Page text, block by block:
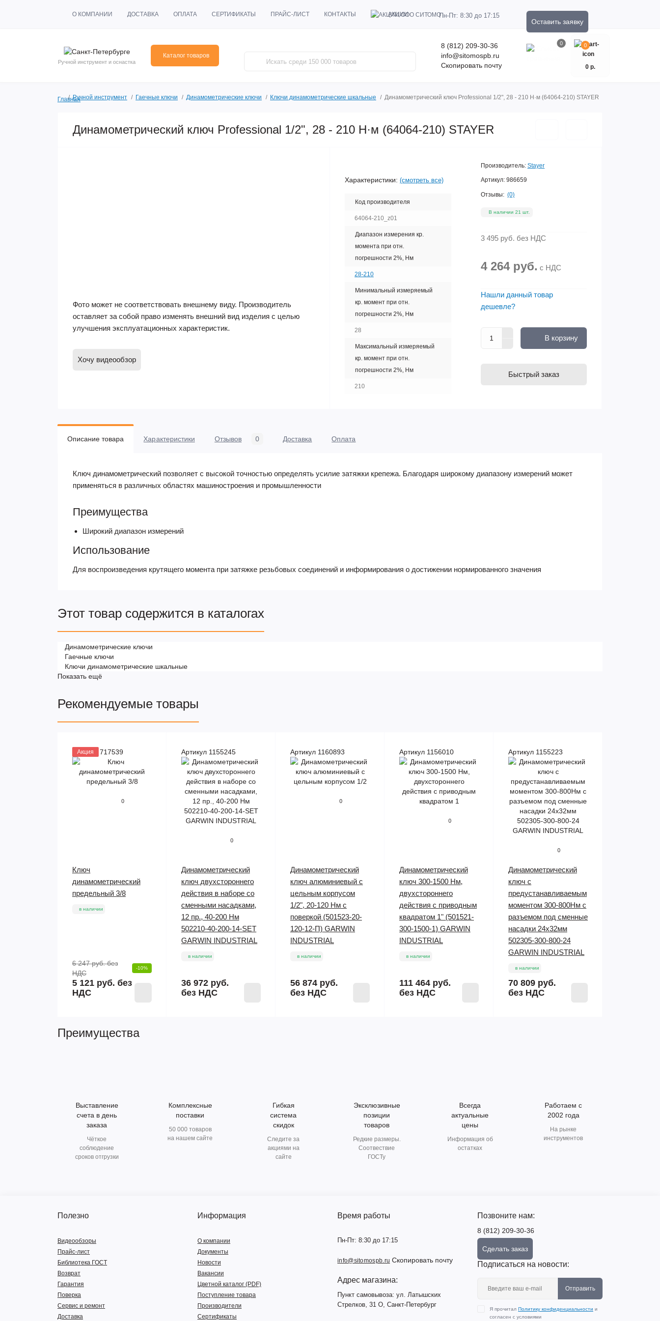
О КОМПАНИИ ДОСТАВКА ОПЛАТА СЕРТИФИКАТЫ ПРАЙС-ЛИСТ КОНТАКТЫ АКЦИИ Пн-Пт: 8:30 до 17:15
Оставить заявку
Ручной инструмент и оснастка
Каталог товаров
8 (812) 209-30-36
info@sitomospb.ru
Скопировать почту
0 0
0 р.
ГлавнаяРучной инструмент Гаечные ключи Динамометрические ключи Ключи динамометрические шкальные Динамометрический ключ Professional 1/2", 28 - 210 Н·м (64064-210) STAYER
Динамометрический ключ Professional 1/2", 28 - 210 Н·м (64064-210) STAYER
Фото может не соответствовать внешнему виду. Производитель
оставляет за собой право изменять внешний вид изделия с целью
улучшения эксплуатационных характеристик.
Хочу видеообзор
Характеристики: (смотреть все)
Код производителя
64064-210_z01
Диапазон измерения кр.
момента при отн.
погрешности 2%, Нм
28-210
Минимальный измеряемый
кр. момент при отн.
погрешности 2%, Нм
28
Максимальный измеряемый
кр. момент при отн.
погрешности 2%, Нм
210
Производитель: Stayer
Артикул: 986659
Отзывы: (0)
В наличии 21 шт.
3 495 руб. без НДС
4 264 руб. с НДС
Нашли данный товар
дешевле?
В корзину
Быстрый заказ
Описание товара Характеристики Отзывов 0 Доставка Оплата
Ключ динамометрический позволяет с высокой точностью определять усилие затяжки крепежа. Благодаря широкому диапазону измерений может
применяться в различных областях машиностроения и промышленности
Преимущества
Широкий диапазон измерений
Использование
Для воспроизведения крутящего момента при затяжке резьбовых соединений и информирования о достижении нормированного значения
Этот товар содержится в каталогах
Динамометрические ключи
Гаечные ключи
Ключи динамометрические шкальные
Показать ещё
Рекомендуемые товары
Артикул 717539
Акция
0
Ключ
динамометрический
предельный 3/8
в наличии
6 247 руб.без
НДС
-10%
5 121 руб. без
НДС
Артикул 1155245
0
Динамометрический
ключ двухстороннего
действия в наборе со
сменными насадками,
12 пр., 40-200 Нм
502210-40-200-14-SET
GARWIN INDUSTRIAL
в наличии
36 972 руб.
без НДС
Артикул 1160893
0
Динамометрический
ключ алюминиевый с
цельным корпусом
1/2", 20-120 Нм с
поверкой (501523-20-
120-12-П) GARWIN
INDUSTRIAL
в наличии
56 874 руб.
без НДС
Артикул 1156010
0
Динамометрический
ключ 300-1500 Нм,
двухстороннего
действия с приводным
квадратом 1" (501521-
300-1500-1) GARWIN
INDUSTRIAL
в наличии
111 464 руб.
без НДС
Артикул 1155223
0
Динамометрический
ключ с
предустанавливаемым
моментом 300-800Нм с
разъемом под сменные
насадки 24х32мм
502305-300-800-24
GARWIN INDUSTRIAL
в наличии
70 809 руб.
без НДС
Преимущества
Выставление
счета в день
заказа
Чёткое
соблюдение
сроков отгрузки
Комплексные
поставки
50 000 товаров
на нашем сайте
Гибкая
система
скидок
Следите за
акциями на
сайте
Эксклюзивные
позиции
товаров
Редкие размеры.
Соотвествие
ГОСТу
Всегда
актуальные
цены
Информация об
остатках
Работаем с
2002 года
На рынке
инструментов
Полезно
Видеообзоры
Прайс-лист
Библиотека ГОСТ
Возврат
Гарантия
Поверка
Сервис и ремонт
Доставка
Информация
О компании
Документы
Новости
Вакансии
Цветной каталог (PDF)
Поступление товара
Производители
Сертификаты
Время работы
Пн-Пт: 8:30 до 17:15
info@sitomospb.ru Скопировать почту
Адрес магазина:
Пункт самовывоза: ул. Латышских
Стрелков, 31 О, Санкт-Петербург
Позвоните нам:
8 (812) 209-30-36
Сделать заказ
Подписаться на новости:
Отправить
Я прочитал Политику конфиденциальности и
согласен с условиями